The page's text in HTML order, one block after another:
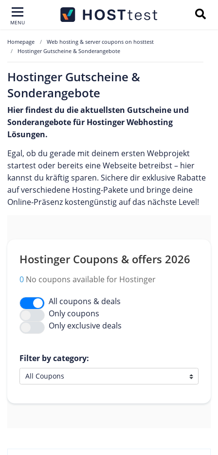
MENU
Homepage
Web hosting & server coupons on hosttest
Hostinger Gutscheine & Sonderangebote
Hostinger Gutscheine &
Sonderangebote
Hier findest du die aktuellsten Gutscheine und
Sonderangebote für Hostinger Webhosting
Lösungen.
Egal, ob du gerade mit deinem ersten Webprojekt
startest oder bereits eine Webseite betreibst – hier
kannst du kräftig sparen. Sichere dir exklusive Rabatte
auf verschiedene Hosting-Pakete und bringe deine
Online-Präsenz kostengünstig auf das nächste Level!
Hostinger Coupons & offers 2026
0 No coupons available for Hostinger
All coupons & deals
Only coupons
Only exclusive deals
Filter by category: